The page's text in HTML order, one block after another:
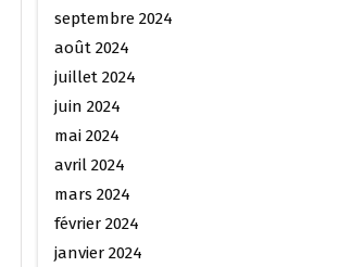
septembre 2024
août 2024
juillet 2024
juin 2024
mai 2024
avril 2024
mars 2024
février 2024
janvier 2024